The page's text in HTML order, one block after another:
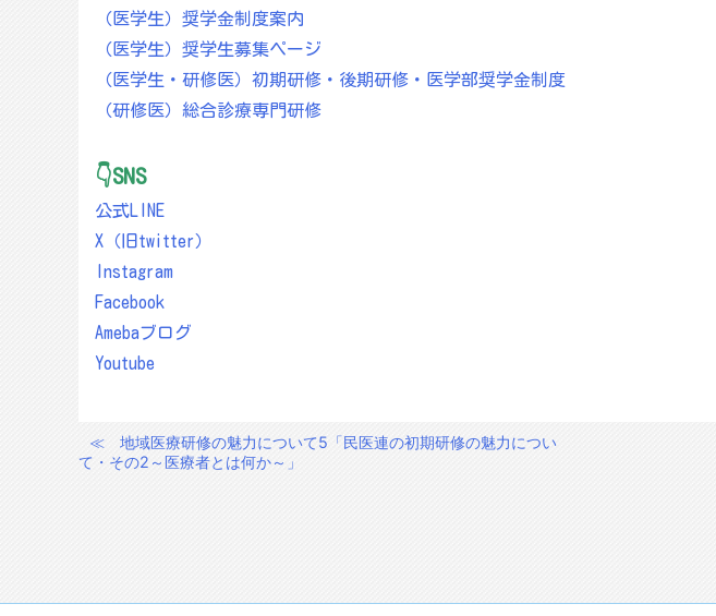
（医学生）奨学金制度案内
（医学生）奨学生募集ページ
（医学生・研修医）初期研修・後期研修・医学部奨学金制度
（研修医）総合診療専門研修
👇SNS
公式LINE
X（旧twitter）
Instagram
Facebook
Amebaブログ
Youtube
投
ー
≪
地域医療研修の魅力について5「民医連の初期研修の魅力につい
て・その2～医療者とは何か～」